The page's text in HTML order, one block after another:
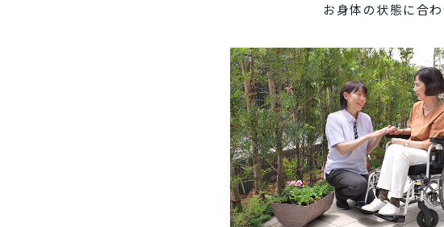
お身体の状態に合